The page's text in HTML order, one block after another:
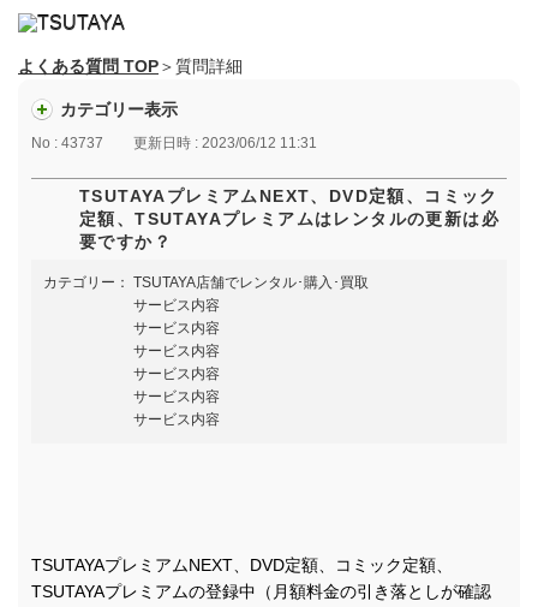
よくある質問 TOP＞質問詳細
カテゴリー表示
No : 43737 更新日時 : 2023/06/12 11:31
TSUTAYAプレミアムNEXT、DVD定額、コミック
定額、TSUTAYAプレミアムはレンタルの更新は必
要ですか？
カテゴリー： TSUTAYA店舗でレンタル･購入･買取
サービス内容
サービス内容
サービス内容
サービス内容
サービス内容
サービス内容
TSUTAYAプレミアムNEXT、DVD定額、コミック定額、
TSUTAYAプレミアムの登録中（月額料金の引き落としが確認